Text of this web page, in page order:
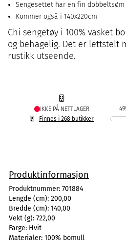
Sengesettet har en fin
Kommer også i 140x220cm
Chi sengetøy i 100% vasket
og behagelig. Det er lettstelt
rustikk utseende.
IKKE PÅ NETTLAGER
Finnes i 268 butikker
Produktinformasjon
Produktnummer: 701884
Lengde (cm): 200,00
Bredde (cm): 140,00
Vekt (g): 722,00
Farge: Hvit
Materialer: 100% bomull